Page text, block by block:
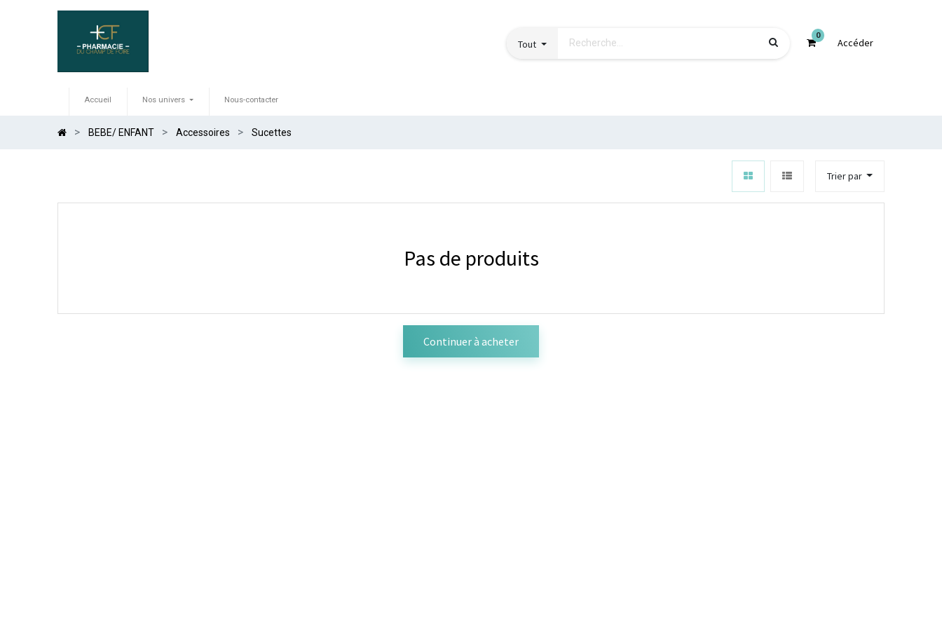
Tout
0
Accéder
Accueil Nos univers Nous-contacter
BEBE/ ENFANT Accessoires Sucettes
Trier par
Pas de produits
Continuer à acheter